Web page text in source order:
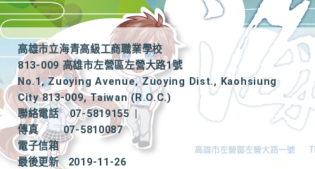
高雄市立海青高級工商職業學校
813-009 高雄市左營區左營大路1號
No.1, Zuoying Avenue, Zuoying Dist., Kaohsiung
City 813-009, Taiwan (R.O.C.)
聯絡電話
07-5819155
|
傳真
07-5810087
電子信箱
最後更新
2019-11-26